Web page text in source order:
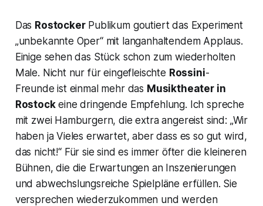
Das RostockerPublikum goutiert das Experiment
„unbekannte Oper“mit langanhaltendem Applaus.
Einige sehen das Stück schon zum wiederholten
Male. Nicht nur für eingefleischte Rossini-
Freunde ist einmal mehr das Musiktheater in
Rostockeine dringende Empfehlung. Ich spreche
mit zwei Hamburgern, die extra angereist sind: „Wir
haben ja Vieles erwartet, aber dass es so gut wird,
das nicht!“ Für sie sind es immer öfter die kleineren
Bühnen, die die Erwartungen an Inszenierungen
und abwechslungsreiche Spielpläne erfüllen. Sie
versprechen wiederzukommen und werden